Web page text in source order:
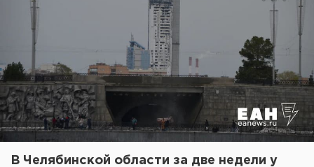
В Челябинской области за две недели у